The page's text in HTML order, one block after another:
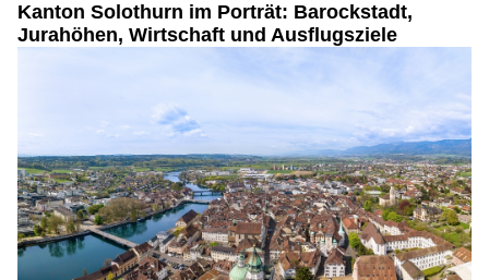
Kanton Solothurn im Porträt: Barockstadt,
Jurahöhen, Wirtschaft und Ausflugsziele